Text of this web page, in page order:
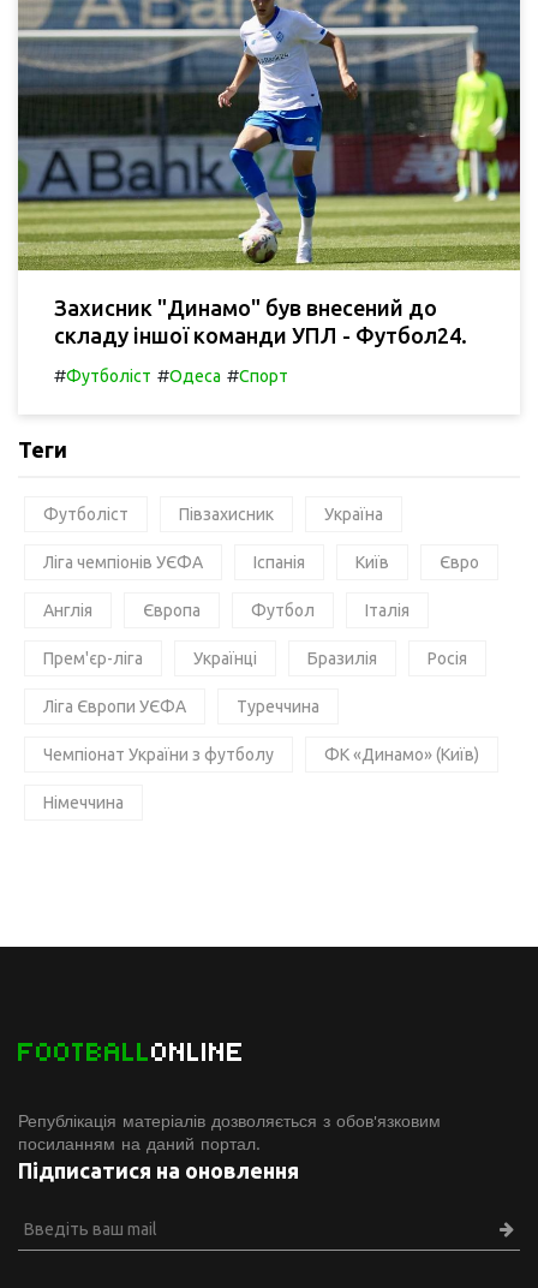
Захисник "Динамо" був внесений до
складу іншої команди УПЛ - Футбол24.
#Футболіст #Одеса #Спорт
Теги
Футболіст Півзахисник Україна
Ліга чемпіонів УЄФА Іспанія Київ Євро
Англія Європа Футбол Італія
Прем'єр-ліга Українці Бразилія Росія
Ліга Європи УЄФА Туреччина
Чемпіонат України з футболу ФК «Динамо» (Київ)
Німеччина
FOOTBALLONLINE
Републікація матеріалів дозволяється з обов'язковим
посиланням на даний портал.
Підписатися на оновлення